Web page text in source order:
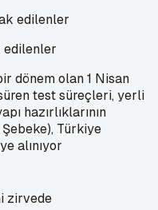
edilenler
dönem olan 1 Nisan
test süreçleri, yerli
hazırlıklarının
Türkiye
alınıyor